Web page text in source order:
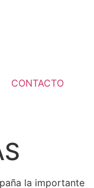
CONTACTO
la importante